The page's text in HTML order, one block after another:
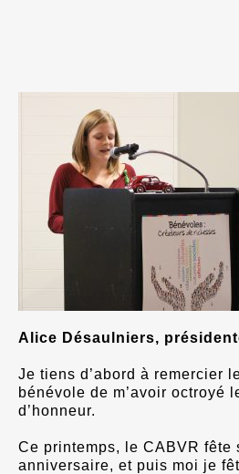
Alice Désaulniers,
Je tiens d’abord à remercier
bénévole de m’avoir octroyé
d’honneur.
Ce printemps, le CABVR fête
anniversaire, et puis moi je